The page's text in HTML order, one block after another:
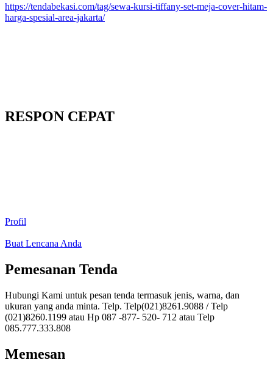
https://tendabekasi.com/tag/sewa-kursi-tiffany-set-meja-cover-hitam-
harga-spesial-area-jakarta/
RESPON CEPAT
Profil
Buat Lencana Anda
Pemesanan Tenda
Hubungi Kami untuk pesan tenda termasuk jenis, warna, dan
ukuran yang anda minta. Telp. Telp(021)8261.9088 / Telp
(021)8260.1199 atau Hp 087 -877- 520- 712 atau Telp
085.777.333.808
Memesan